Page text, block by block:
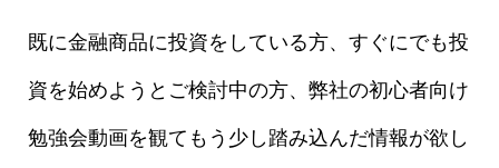
既に金融商品に投資をしている方、すぐにでも投
資を始めようとご検討中の方、弊社の初心者向け
勉強会動画を観てもう少し踏み込んだ情報が欲し